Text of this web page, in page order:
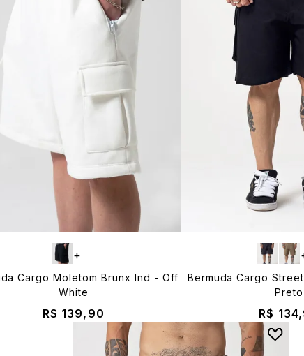
Cargo Moletom Brunx Ind - Off
White
R$ 139,90
+
Bermuda Cargo
Preto
R$